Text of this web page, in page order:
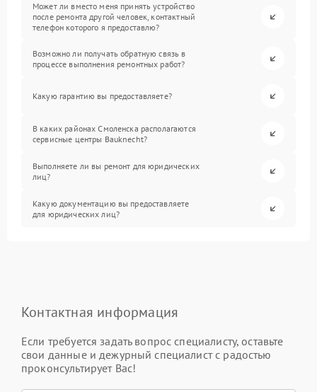
Может ли вместо меня принять устройство
после ремонта другой человек, контактный
телефон которого я предоставлю?
Возможно ли получать обратную связь в
процессе выполнения ремонтных работ?
Какую гарантию вы предоставляете?
В каких районах Смоленска располагаются
сервисные центры Bauknecht?
Выполняете ли вы ремонт для юридических
лиц?
Какую документацию вы предоставляете
для юридических лиц?
Контактная информация
Если требуется задать вопрос специалисту, оставьте
свои данные и дежурный специалист с радостью
проконсультирует Вас!